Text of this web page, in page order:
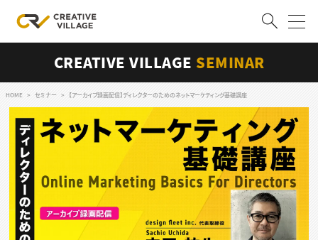
ログイン 会員登録
RECRUIT
クリエイター求人を探す
CREATIVE JOB求人検索
特集求人
採用説明会
転職支援サービス
CONTENTS
CREATIVE VILLAGE SEMINAR
HOME セミナー 【アーカイブ録画配信】ディレクターのためのネットマーケティング基礎講座